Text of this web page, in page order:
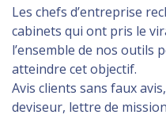
Les chefs d’entreprise
cabinets qui ont pris le
l’ensemble de nos outils
atteindre cet objectif.
Avis clients sans faux
deviseur, lettre de